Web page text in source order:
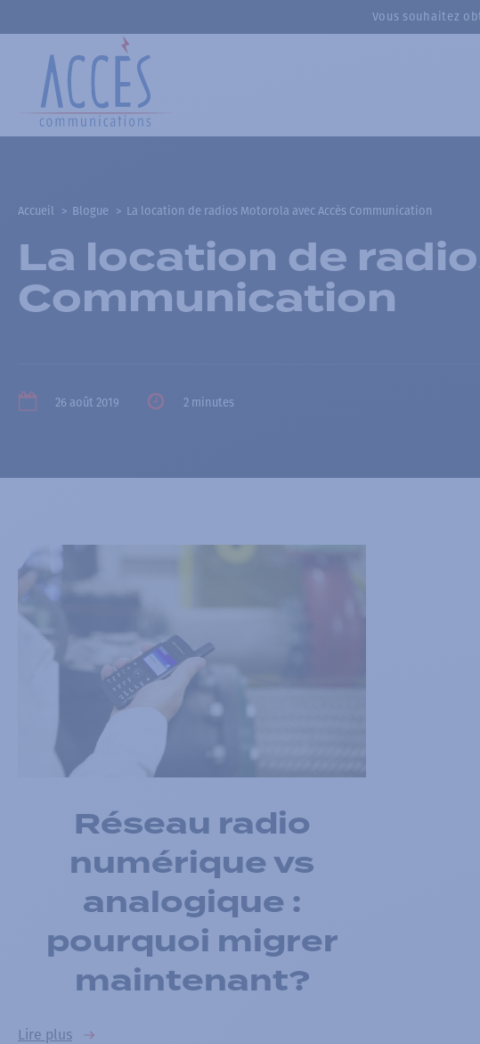
Vous souhaitez
Accueil Blogue La location de radios Motorola avec Accès Communication
La location de
Communication
26 août 2019 2 minutes
Réseau radio
numérique vs
analogique :
pourquoi migrer
maintenant?
Lire plus